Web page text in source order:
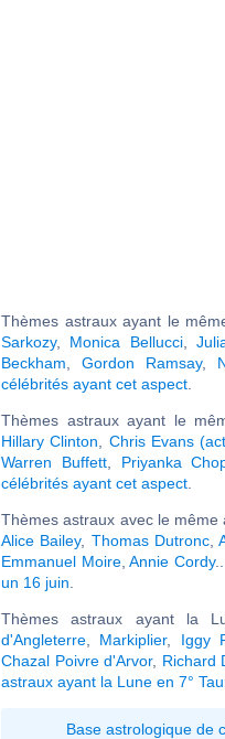
Thèmes astraux ayant le
Sarkozy, Monica Bellucci,
Beckham
Gordon Ramsay,
célébrités ayant cet aspect
Thèmes astraux ayant le
Hillary Clinton
Chris Evans
Warren Buffett, Priyanka
célébrités ayant cet aspect
Thèmes astraux avec le même
Alice Bailey, Thomas Dutronc ,
Emmanuel Moire,Annie Cordy
un 16 juin
Thèmes astraux ayant la
d'Angleterre
Markiplier, Iggy
Chazal Poivre d'Arvor, Richard
astraux ayant la Lune en 7°
Base astrologique de